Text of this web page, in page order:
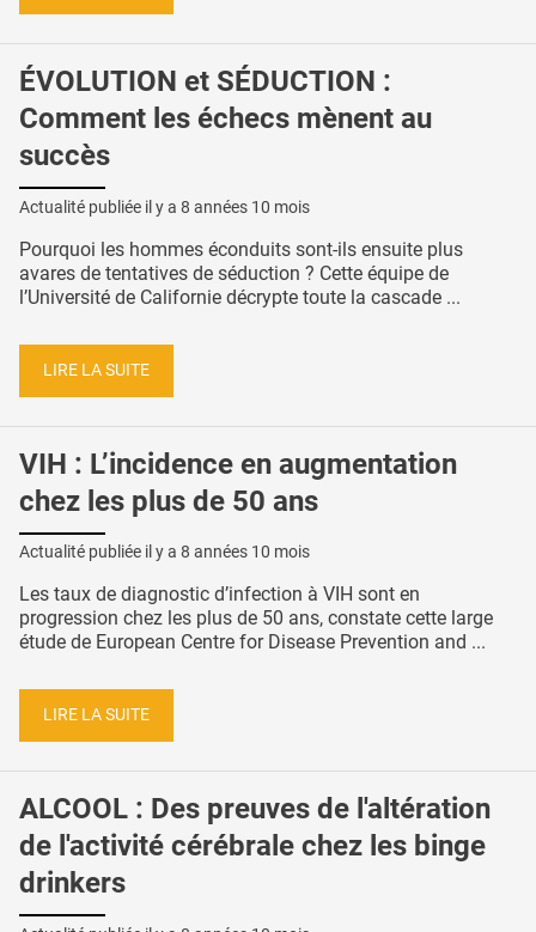
ÉVOLUTION et SÉDUCTION :
Comment les échecs mènent au
succès
Actualité publiée il y a 8 années 10 mois
Pourquoi les hommes éconduits sont-ils ensuite plus
avares de tentatives de séduction ? Cette équipe de
l’Université de Californie décrypte toute la cascade ...
LIRE LA SUITE
VIH : L’incidence en augmentation
chez les plus de 50 ans
Actualité publiée il y a 8 années 10 mois
Les taux de diagnostic d’infection à VIH sont en
progression chez les plus de 50 ans, constate cette large
étude de European Centre for Disease Prevention and ...
LIRE LA SUITE
ALCOOL : Des preuves de l'altération
de l'activité cérébrale chez les binge
drinkers